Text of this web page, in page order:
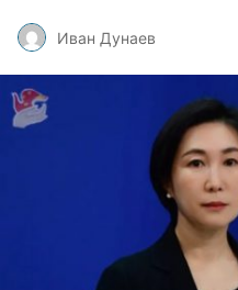
Иван Дунаев